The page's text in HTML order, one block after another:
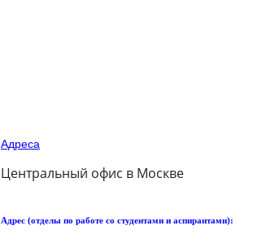
Адреса
Центральный офис в Москве
Адрес (отделы по работе со студентами и аспирантами):